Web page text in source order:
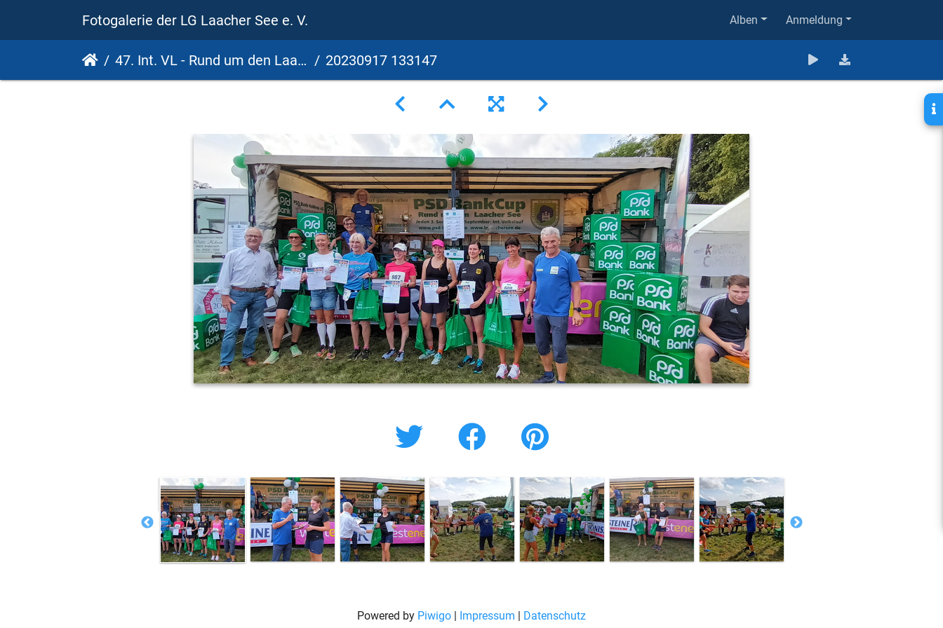
Fotogalerie der LG Laacher See e. V. Alben Anmeldung
47. Int. VL - Rund um den Laacher See - 18. PSD Bank Cup 2023 20230917 133147
Powered by Piwigo | Impressum | Datenschutz